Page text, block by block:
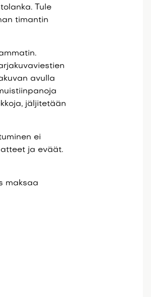
Tule
timantin
avulla
jäljitetään
ei
ja eväät.
maksaa